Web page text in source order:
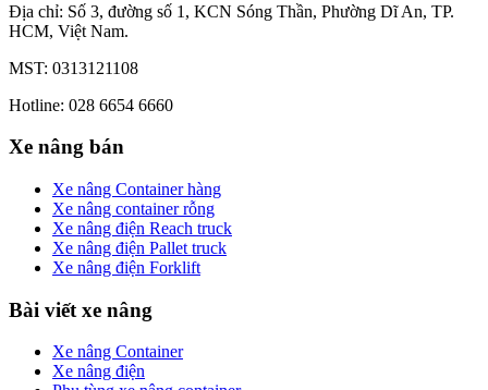
Địa chỉ: Số 3, đường số 1, KCN Sóng Thần, Phường Dĩ An, TP.
HCM, Việt Nam.
MST: 0313121108
Hotline: 028 6654 6660
Xe nâng bán
Xe nâng Container hàng
Xe nâng container rỗng
Xe nâng điện Reach truck
Xe nâng điện Pallet truck
Xe nâng điện Forklift
Bài viết xe nâng
Xe nâng Container
Xe nâng điện